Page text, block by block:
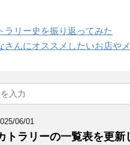
ラリー史を振り返ってみた
さんにオススメしたいお店や
06/01
トラリーの一覧表を更新